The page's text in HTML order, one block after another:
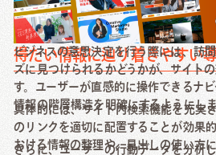
得たい情報に辿り着きやすい
ビジネスの意思決定を行う際には、訪
ズに見つけられるかどうかが、サイト
す。ユーザーが直感的に操作できるナビ
情報の階層構造を明確にするようにし
具体的には、サイト内検索機能を充実
のリンクを適切に配置することが効果
おける情報の整理や、見出しの使い方
さらに、ユーザーの行動データを分析